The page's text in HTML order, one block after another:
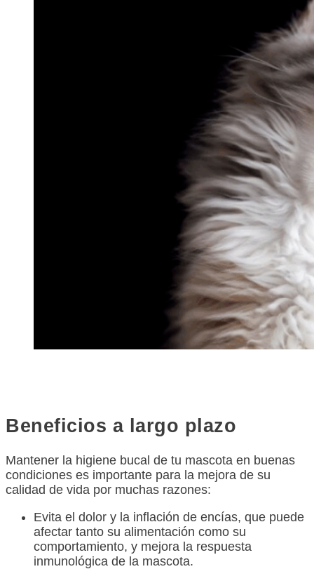
Beneficios a largo plazo
Mantener la higiene bucal de tu mascota en buenas
condiciones es importante para la mejora de su
calidad de vida por muchas razones:
Evita el dolor y la inflación de encías, que puede
afectar tanto su alimentación como su
comportamiento, y mejora la respuesta
inmunológica de la mascota.